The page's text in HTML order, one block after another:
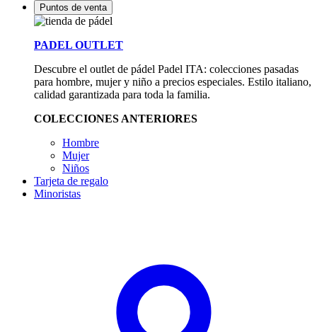
Puntos de venta
PADEL OUTLET
Descubre el outlet de pádel Padel ITA: colecciones pasadas
para hombre, mujer y niño a precios especiales. Estilo italiano,
calidad garantizada para toda la familia.
COLECCIONES ANTERIORES
Hombre
Mujer
Niños
Tarjeta de regalo
Minoristas